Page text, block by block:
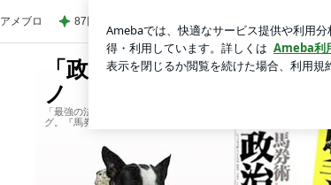
アメブロ 87円で発見した大人気スイーツ
「政治騎手」のブログ by ヒ
ノ
「最強の法則」でおなじみ、競馬界政治評論家・樋野竜司のブロ
グ。『馬券術 政治騎手 名鑑シリーズ』大好評発売中！